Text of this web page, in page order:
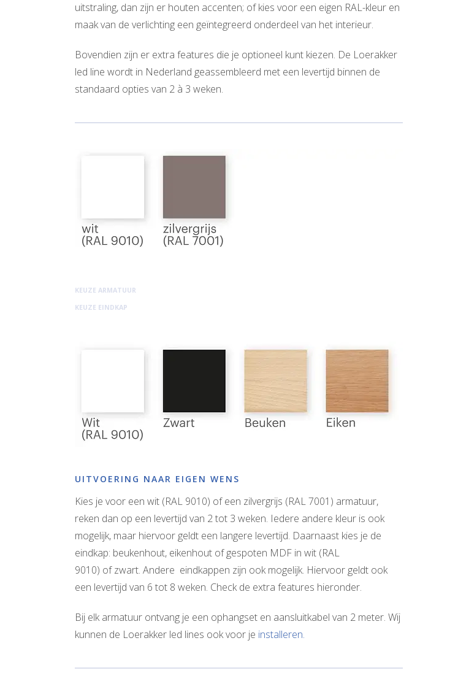
uitstraling, dan zijn er houten accenten; of kies voor een eigen RAL-kleur en
maak van de verlichting een geïntegreerd onderdeel van het interieur.
Bovendien zijn er extra features die je optioneel kunt kiezen. De Loerakker
led line wordt in Nederland geassembleerd met een levertijd binnen de
standaard opties van 2 à 3 weken.
KEUZE ARMATUUR
KEUZE EINDKAP
UITVOERING NAAR EIGEN WENS
Kies je voor een wit (RAL 9010) of een zilvergrijs (RAL 7001) armatuur,
reken dan op een levertijd van 2 tot 3 weken. Iedere andere kleur is ook
mogelijk, maar hiervoor geldt een langere levertijd. Daarnaast kies je de
eindkap: beukenhout, eikenhout of gespoten MDF in wit (RAL
9010) of zwart. Andere eindkappen zijn ook mogelijk. Hiervoor geldt ook
een levertijd van 6 tot 8 weken. Check de extra features hieronder.
Bij elk armatuur ontvang je een ophangset en aansluitkabel van 2 meter. Wij
kunnen de Loerakker led lines ook voor je installeren.